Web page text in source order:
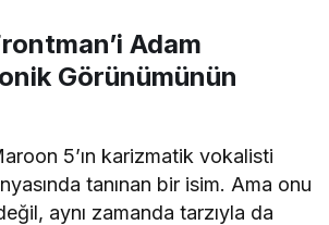
Adam
Görünümünün
5’ın karizmatik vokalisti
tanınan bir isim. Ama onu
aynı zamanda tarzıyla da